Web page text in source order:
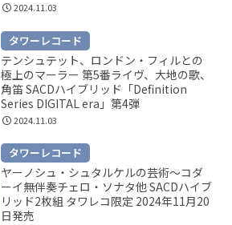
2024.11.03
タワーレコード
テンシュテット、ロンドン・フィルとの
極上のマーラー 第5番ライヴ、大地の歌、
角笛 SACDハイブリッド「Definition
Series DIGITAL era」第4弾
2024.11.03
タワーレコード
ヤーノシュ・シュタルケルの芸術～コダ
ーイ無伴奏チェロ・ソナタ他 SACDハイブ
リッド2枚組 タワレコ限定 2024年11月20
日発売